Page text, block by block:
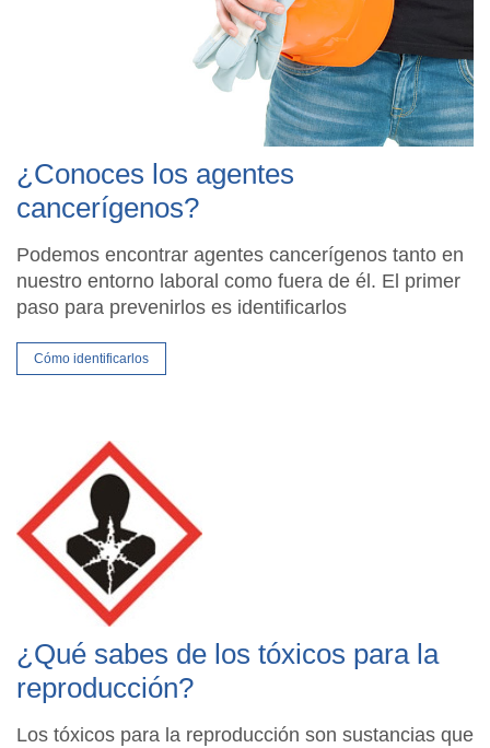
¿Conoces los agentes
cancerígenos?
Podemos encontrar agentes cancerígenos tanto en
nuestro entorno laboral como fuera de él. El primer
paso para prevenirlos es identificarlos
Cómo identificarlos
¿Qué sabes de los tóxicos para la
reproducción?
Los tóxicos para la reproducción son sustancias que